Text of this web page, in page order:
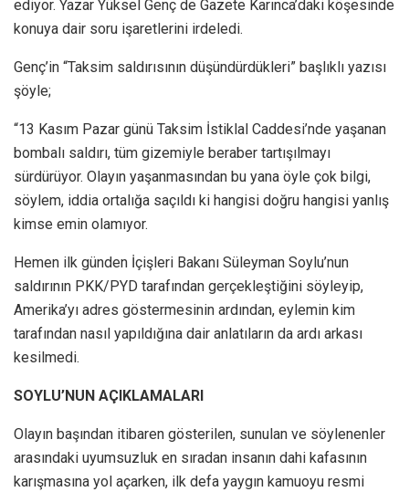
ediyor. Yazar Yüksel Genç de Gazete Karınca’daki köşesinde
konuya dair soru işaretlerini irdeledi.
Genç’in “Taksim saldırısının düşündürdükleri” başlıklı yazısı
şöyle;
“13 Kasım Pazar günü Taksim İstiklal Caddesi’nde yaşanan
bombalı saldırı, tüm gizemiyle beraber tartışılmayı
sürdürüyor. Olayın yaşanmasından bu yana öyle çok bilgi,
söylem, iddia ortalığa saçıldı ki hangisi doğru hangisi yanlış
kimse emin olamıyor.
Hemen ilk günden İçişleri Bakanı Süleyman Soylu’nun
saldırının PKK/PYD tarafından gerçekleştiğini söyleyip,
Amerika’yı adres göstermesinin ardından, eylemin kim
tarafından nasıl yapıldığına dair anlatıların da ardı arkası
kesilmedi.
SOYLU’NUN AÇIKLAMALARI
Olayın başından itibaren gösterilen, sunulan ve söylenenler
arasındaki uyumsuzluk en sıradan insanın dahi kafasının
karışmasına yol açarken, ilk defa yaygın kamuoyu resmi